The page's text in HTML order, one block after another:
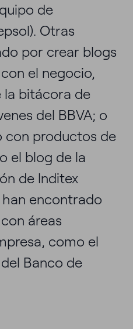
de
Otras
por crear blogs
el negocio,
la bitácora de
del BBVA; o
con productos de
el blog de la
de Inditex
han encontrado
áreas
como el
Banco de